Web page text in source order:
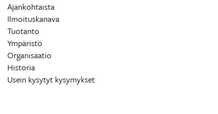
Ajankohtaista
Ilmoituskanava
Tuotanto
Ympäristö
Organisaatio
Historia
Usein kysytyt kysymykset